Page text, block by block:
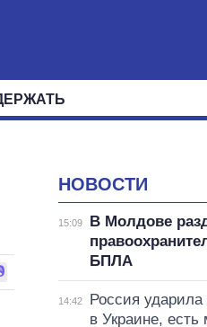
НОВОСТИ
15:09
В Молдове
БПЛА
14:42
Россия
в Украине,